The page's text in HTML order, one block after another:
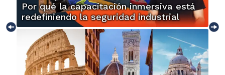
Por qué la capacitación inmersiva está
redefiniendo la seguridad industrial